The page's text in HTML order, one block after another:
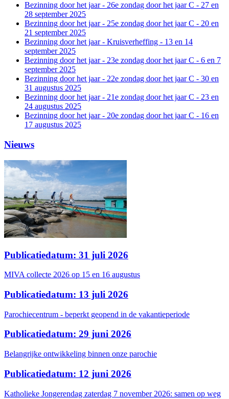
Bezinning door het jaar - 26e zondag door het jaar C - 27 en
28 september 2025
Bezinning door het jaar - 25e zondag door het jaar C - 20 en
21 september 2025
Bezinning door het jaar - Kruisverheffing - 13 en 14
september 2025
Bezinning door het jaar - 23e zondag door het jaar C - 6 en 7
september 2025
Bezinning door het jaar - 22e zondag door het jaar C - 30 en
31 augustus 2025
Bezinning door het jaar - 21e zondag door het jaar C - 23 en
24 augustus 2025
Bezinning door het jaar - 20e zondag door het jaar C - 16 en
17 augustus 2025
Nieuws
Publicatiedatum: 31 juli 2026
MIVA collecte 2026 op 15 en 16 augustus
Publicatiedatum: 13 juli 2026
Parochiecentrum - beperkt geopend in de vakantieperiode
Publicatiedatum: 29 juni 2026
Belangrijke ontwikkeling binnen onze parochie
Publicatiedatum: 12 juni 2026
Katholieke Jongerendag zaterdag 7 november 2026: samen op weg